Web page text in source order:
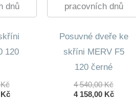
dnů
120
KčPůvodní
Cena
KčAktuální
pracovních dnů
Posuvné dveře ke
skříni MERV F5
120 černé
4 540,00Kč
Cena
4 158,00 Kč